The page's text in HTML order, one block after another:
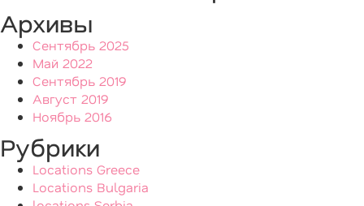
Архивы
Сентябрь 2025
Май 2022
Сентябрь 2019
Август 2019
Ноябрь 2016
Рубрики
Locations Greece
Locations Bulgaria